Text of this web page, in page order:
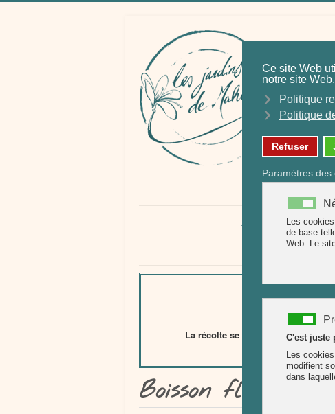
ACCUEIL
LA
La récolte se fait en mars.
Boisson florale